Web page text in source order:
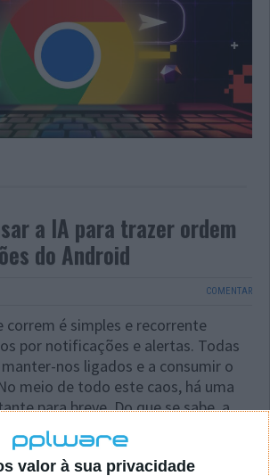
valor à sua privacidade
a IA para trazer ordem
do Android
COMENTAR
correm é simples e recorrente
por notificações e alertas. Todas
nos ligados e a consumir o
meio de todo este caos, há uma
para breve. Do que se sabe, a
IA para trazer ordem às